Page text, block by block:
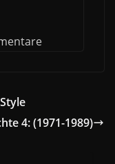
4: (1971-1989)